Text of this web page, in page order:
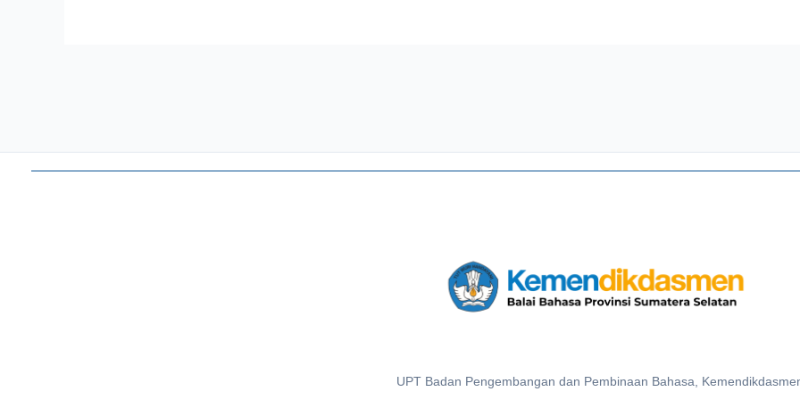
UPT Badan Pengembangan dan Pembinaan Bahasa,